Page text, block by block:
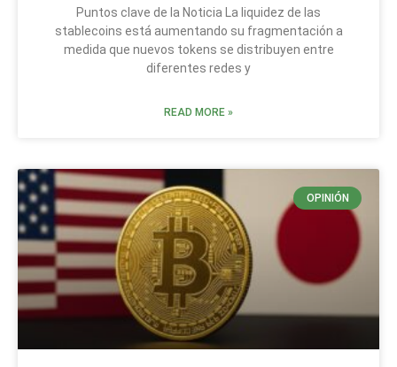
Puntos clave de la Noticia La liquidez de las
stablecoins está aumentando su fragmentación a
medida que nuevos tokens se distribuyen entre
diferentes redes y
READ MORE »
OPINIÓN